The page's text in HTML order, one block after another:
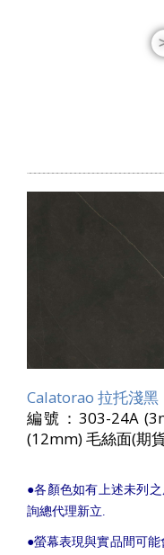
Calatorao 拉托淺黑
編號：303-24A
(12mm) 毛絲面(期
●各顏色如有上述未列
詢總代理新立.
●螢幕表現與實品間可